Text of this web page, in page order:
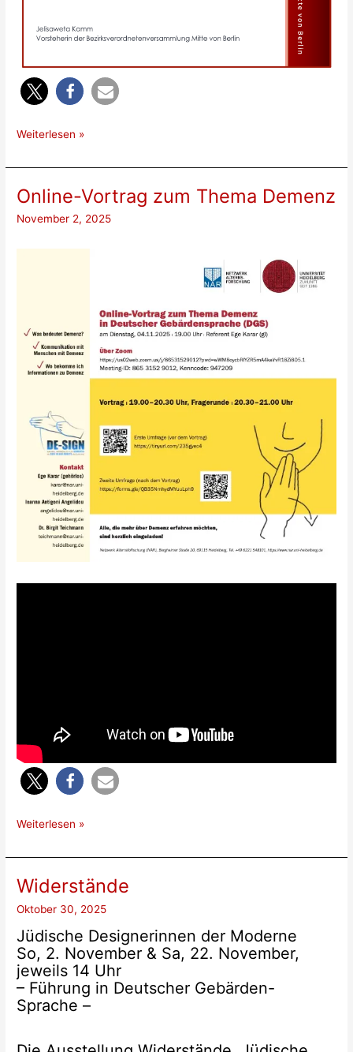
Nominierung
Weiterlesen »
Online-Vortrag zum Thema Demenz
November 2, 2025
Online-
zum
Demenz
Weiterlesen »
Widerstände
Oktober 30, 2025
Jüdische Designerinnen der Moderne
So, 2. November & Sa, 22. November,
jeweils 14 Uhr
– Führung in Deutscher Gebärden-
Sprache –